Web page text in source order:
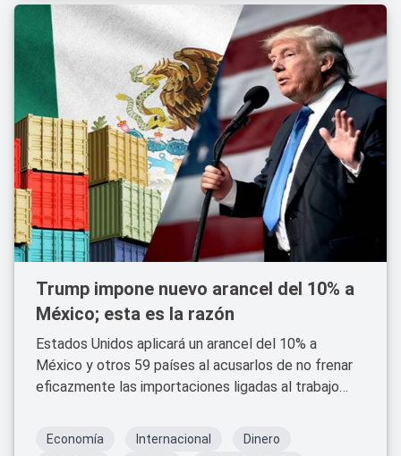
Trump impone nuevo arancel del 10% a
México; esta es la razón
Estados Unidos aplicará un arancel del 10% a
México y otros 59 países al acusarlos de no frenar
eficazmente las importaciones ligadas al trabajo
Economía Internacional
Dinero